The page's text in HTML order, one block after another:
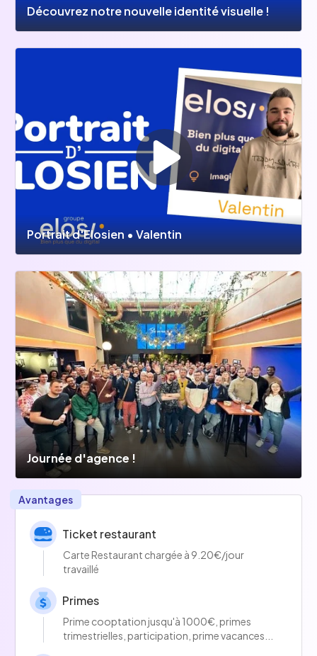
Découvrez notre nouvelle identité visuelle !
Portrait d'Elosien • Valentin
Journée d'agence !
Avantages
Ticket restaurant
Carte Restaurant chargée à 9.20€/jour
travaillé
Primes
Prime cooptation jusqu'à 1000€, primes
trimestrielles, participation, prime vacances...